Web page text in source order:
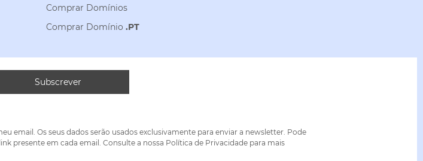
Comprar Domínios
Comprar Domínio .PT
email. Os seus dados serão usados exclusivamente para enviar a newsletter. Pode
presente em cada email. Consulte a nossa Política de Privacidade para mais